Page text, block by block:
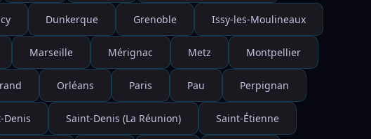
Dunkerque Grenoble Issy-les-Moulineaux
Marseille Mérignac Metz Montpellier
Orléans Paris Pau Perpignan
Denis Saint-Denis (La Réunion) Saint-Étienne